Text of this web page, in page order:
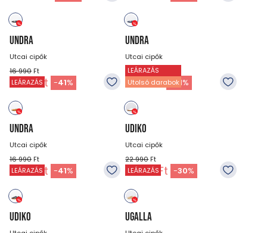
UNDRA
Utcai cipők
16 990 Ft
9 990Ft -41%
UNDRA
Utcai cipők
16 990Ft
9 990Ft -41%
LEÁRAZÁS
UNDRA
Utcai cipők
16 990 Ft
9 990Ft -41%
LEÁRAZÁS
Utolsó darabok
UDIKO
Utcai cipők
22 990Ft
15 990Ft -30%
LEÁRAZÁS
UDIKO
LEÁRAZÁS
UGALLA